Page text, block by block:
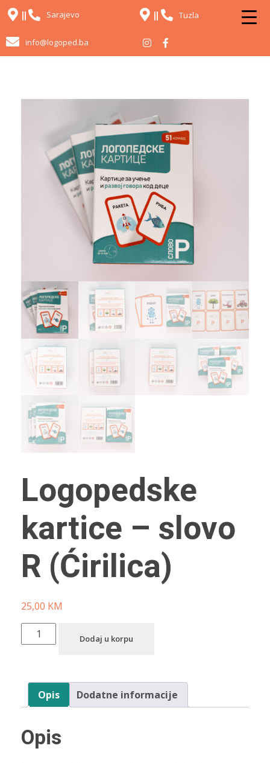
Sarajevo Tuzla
info@logoped.ba
Logopedske
kartice – slovo
R (Ćirilica)
25,00 KM
Dodaj u korpu
Opis Dodatne informacije
Opis